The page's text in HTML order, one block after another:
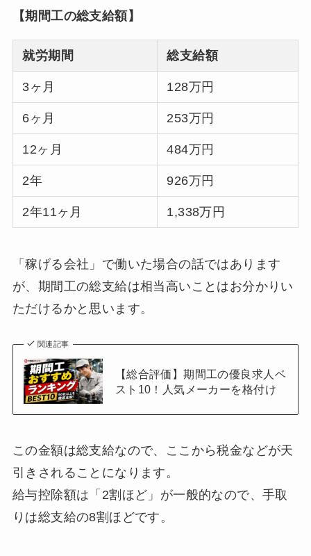
【期間工の総支給額】
就労期間 総支給額
3ヶ月 128万円
6ヶ月 253万円
12ヶ月 484万円
2年 926万円
2年11ヶ月 1,338万円
「稼げる会社」で働いた場合の話ではあります
が、期間工の総支給は相当高いことはお分かりい
ただけるかと思います。
関連記事
【総合評価】期間工の優良求人ベ
スト10！人気メーカーを格付け
この金額は総支給なので、ここから税金などが天
引きされることになります。
給与控除額は「2割ほど」が一般的なので、手取
りは総支給の8割ほどです。